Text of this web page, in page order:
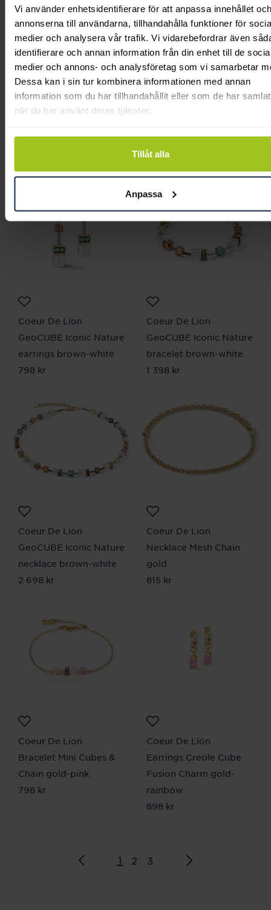
Vi använder enhetsidentifierare för att anpassa innehållet och
annonserna till användarna, tillhandahålla funktioner för
medier och analysera vår trafik. Vi vidarebefordrar även
identifierare och annan information från din enhet till de
medier och annons- och analysföretag som vi samarbetar
Dessa kan i sin tur kombinera informationen med annan
information som du har tillhandahållit eller som de har
när du har använt deras tjänster.
Tillåt alla
Anpassa
Coeur De Lion
GeoCUBE Iconic
Coeur De Lion
GeoCUBE Chunky
Pris:2 939 kr
2 939 kr
Coeur De Lion
GeoCUBE Iconic Nature
earrings brown-white
Pris:798 kr
798 kr
Coeur De Lion
GeoCUBE Iconic Nature
bracelet brown-white
Pris:1 398 kr
1 398 kr
Coeur De Lion
GeoCUBE Iconic Nature
necklace brown-white
Pris:2 698 kr
2 698 kr
Coeur De Lion
Necklace Mesh Chain
gold
Pris :815 kr
815 kr
Coeur De Lion
Bracelet Mini Cubes &
Chain gold-pink
Pris:798 kr
798 kr
Coeur De Lion
Earrings Creole Cube
Fusion Charm gold-
rainbow
Pris:898 kr
898 kr
1 2 3